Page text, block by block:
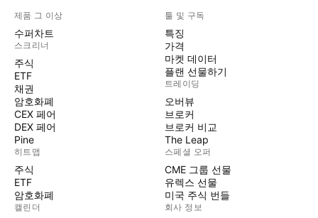
제품 그 이상
수퍼차트
스크리너
주식
ETF
채권
암호화폐
CEX 페어
DEX 페어
Pine
히트맵
주식
ETF
암호화폐
캘린더
툴 및 구독
특징
가격
마켓 데이터
플랜 선물하기
트레이딩
오버뷰
브로커
브로커 비교
The Leap
스페셜 오퍼
CME 그룹 선물
유렉스 선물
미국 주식 번들
회사 정보